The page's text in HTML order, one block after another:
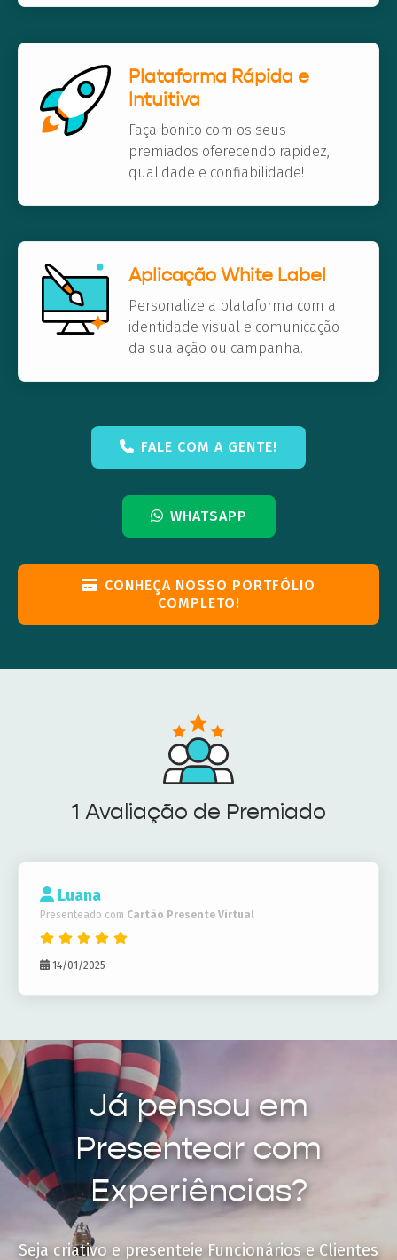
Plataforma Rápida e
Intuitiva
Faça bonito com os seus
premiados oferecendo rapidez,
qualidade e confiabilidade!
Aplicação White Label
Personalize a plataforma com a
identidade visual e comunicação
da sua ação ou campanha.
FALE COM A GENTE!
WHATSAPP
CONHEÇA NOSSO PORTFÓLIO
COMPLETO!
1 Avaliação de Premiado
Luana
Presenteado com Cartão Presente Virtual
14/01/2025
Já pensou em
Presentear com
Experiências?
Seja criativo e presenteie Funcionários e Clientes